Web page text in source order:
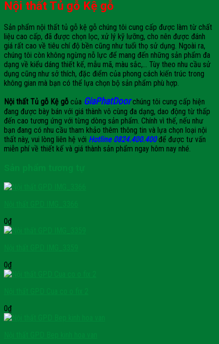
Nội thất Tủ gỗ Kệ gỗ
Sản phẩm nội thất tủ gỗ kệ gỗ chúng tôi cung cấp được làm từ chất
liệu cao cấp, đã được chọn lọc, xử lý kỹ lưỡng, cho nên được đánh
giá rất cao về tiêu chí độ bền cũng như tuổi thọ sử dụng. Ngoài ra,
chúng tôi còn không ngừng nỗ lực để mang đến những sản phẩm đa
dạng về kiểu dáng thiết kế, mẫu mã, màu sắc,… Tùy theo nhu cầu sử
dụng cũng như sở thích, đặc điểm của phong cách kiến trúc trong
không gian mà bạn có thể lựa chọn bộ sản phẩm phù hợp.
Nội thất Tủ gỗ Kệ gỗ của GiaPhatDoorchúng tôi cung cấp hiện
đang được bày bán với giá thành vô cùng đa dạng, dao động từ thấp
đến cao tương ứng với từng dòng sản phẩm. Chính vì thế, nếu như
bạn đang có nhu cầu tham khảo thêm thông tin và lựa chọn loại nội
thất này, vui lòng liên hệ với Hotline 0824.400.400để được tư vấn
miễn phí về thiết kế và giá thành sản phẩm ngay hôm nay nhé.
0₫
0₫
0₫